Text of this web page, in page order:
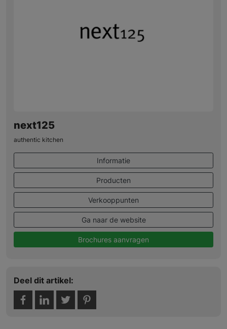
next125
authentic kitchen
Informatie
Producten
Verkooppunten
Ga naar de website
Brochures aanvragen
Deel dit artikel: